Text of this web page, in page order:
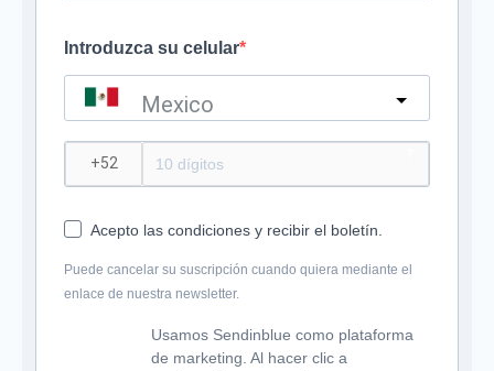
Introduzca su celular
Mexico
Acepto las condiciones y recibir el boletín.
Puede cancelar su suscripción cuando quiera mediante el
enlace de nuestra newsletter.
Usamos Sendinblue como plataforma
de marketing. Al hacer clic a